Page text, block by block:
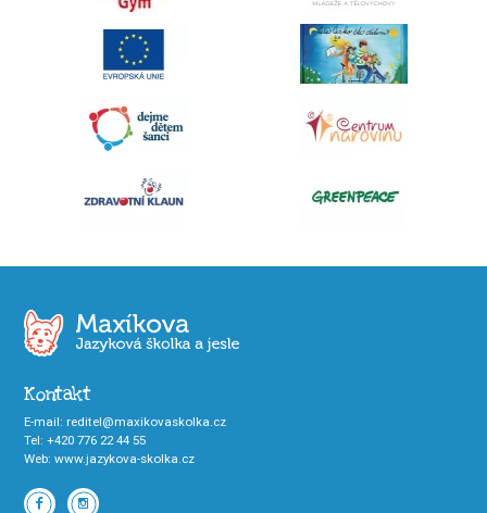
Kontakt
E-mail: reditel@maxikovaskolka.cz
Tel: +420 776 22 44 55
Web: www.jazykova-skolka.cz